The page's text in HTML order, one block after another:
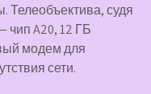
Телеобъектива, судя
чип A20, 12 ГБ
модем для
сети.